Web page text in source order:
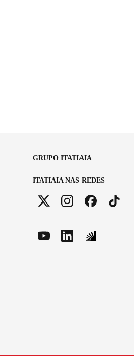
GRUPO ITATIAIA
ITATIAIA NAS REDES